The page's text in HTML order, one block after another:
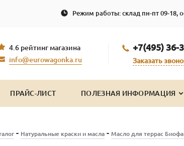
Режим работы: склад пн-пт 09-18,
4.6 рейтинг магазина
info@eurowagonka.ru
+7(495) 36-
Заказать
ПРАЙС-ЛИСТ ПОЛЕЗНАЯ ИНФОРМАЦИЯ
- Натуральные краски и масла- Масло для террас Биофа